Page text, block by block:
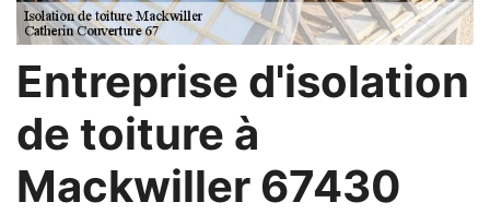
Entreprise d'isolation
de toiture à
Mackwiller 67430